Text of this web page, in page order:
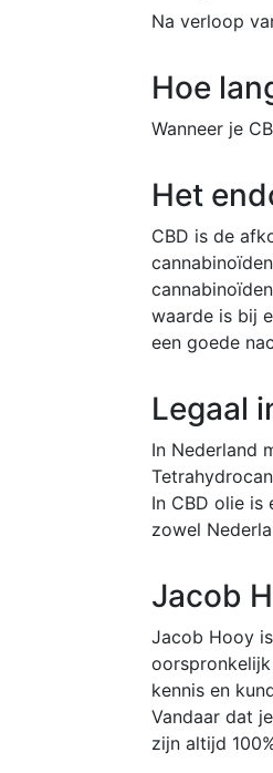
Na verloop
Hoe
Wanneer je
Het
CBD is de
waarde is bij
een goede
Legaal
In Nederland
In CBD olie is
zowel
Jacob
Jacob Hooy
kennis en
Vandaar dat
zijn altijd